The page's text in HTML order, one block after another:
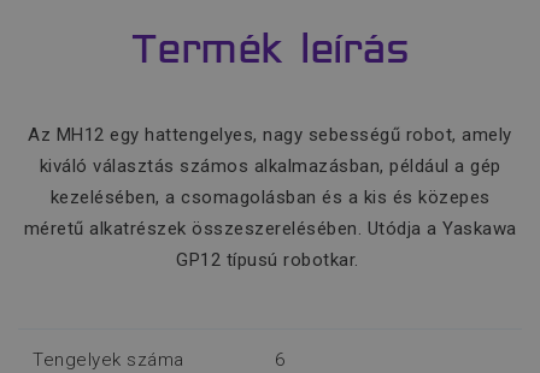
Termék leírás
Az MH12 egy hattengelyes, nagy sebességű robot, amely
kiváló választás számos alkalmazásban, például a gép
kezelésében, a csomagolásban és a kis és közepes
méretű alkatrészek összeszerelésében. Utódja a Yaskawa
GP12 típusú robotkar.
Tengelyek száma 6